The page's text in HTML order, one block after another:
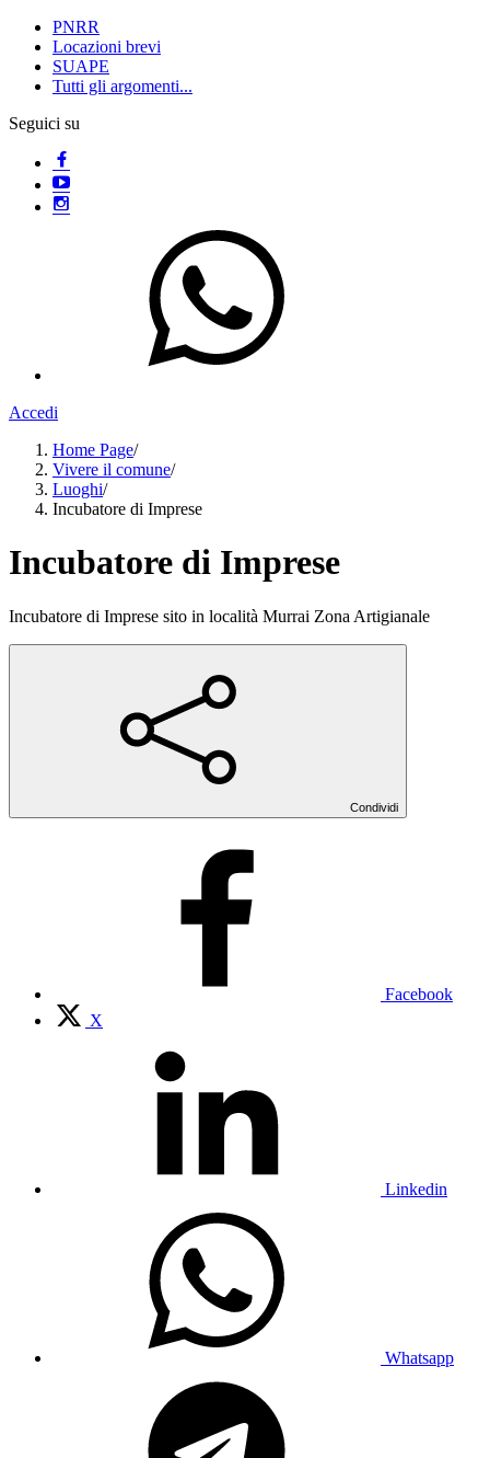
PNRR
Locazioni brevi
SUAPE
Tutti gli argomenti...
Seguici su
Accedi
Home Page/
Vivere il comune/
Luoghi/
Incubatore di Imprese
Incubatore di Imprese
Incubatore di Imprese sito in località Murrai Zona Artigianale
Condividi
Facebook
X
Linkedin
Whatsapp